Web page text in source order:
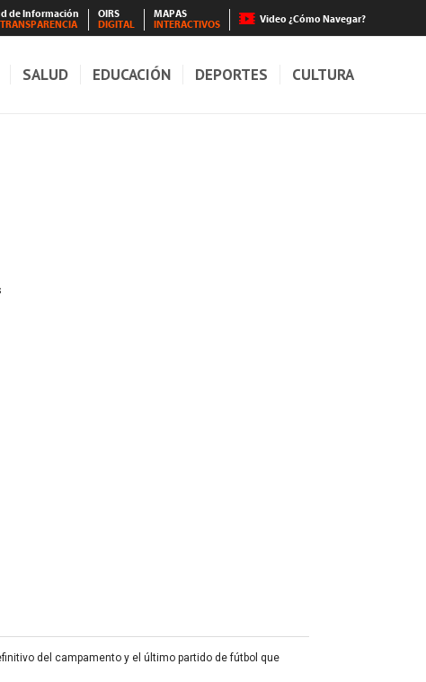
de Información
OIRS
DIGITAL
MAPAS
INTERACTIVOS
Video ¿Cómo Navegar?
SALUD EDUCACIÓN DEPORTES CULTURA
del campamento y el último partido de fútbol que